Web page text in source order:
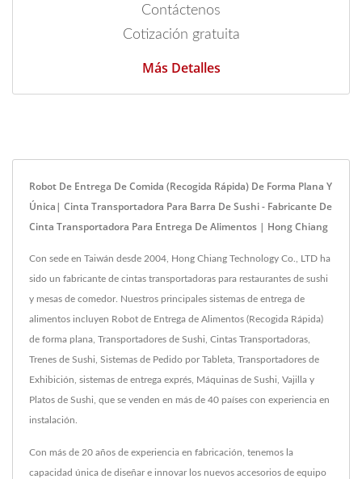
Contáctenos
Cotización gratuita
Más Detalles
Robot De Entrega De Comida (Recogida Rápida) De Forma Plana Y
Única| Cinta Transportadora Para Barra De Sushi - Fabricante De
Cinta Transportadora Para Entrega De Alimentos | Hong Chiang
Con sede en Taiwán desde 2004, Hong Chiang Technology Co., LTD ha
sido un fabricante de cintas transportadoras para restaurantes de sushi
y mesas de comedor. Nuestros principales sistemas de entrega de
alimentos incluyen Robot de Entrega de Alimentos (Recogida Rápida)
de forma plana, Transportadores de Sushi, Cintas Transportadoras,
Trenes de Sushi, Sistemas de Pedido por Tableta, Transportadores de
Exhibición, sistemas de entrega exprés, Máquinas de Sushi, Vajilla y
Platos de Sushi, que se venden en más de 40 países con experiencia en
instalación.
Con más de 20 años de experiencia en fabricación, tenemos la
capacidad única de diseñar e innovar los nuevos accesorios de equipo